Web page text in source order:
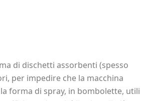
di dischetti assorbenti (spesso
per impedire che la macchina
forma di spray, in bombolette, utili